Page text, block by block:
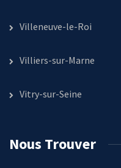
Villeneuve-le-Roi
Villiers-sur-Marne
Vitry-sur-Seine
Nous Trouver